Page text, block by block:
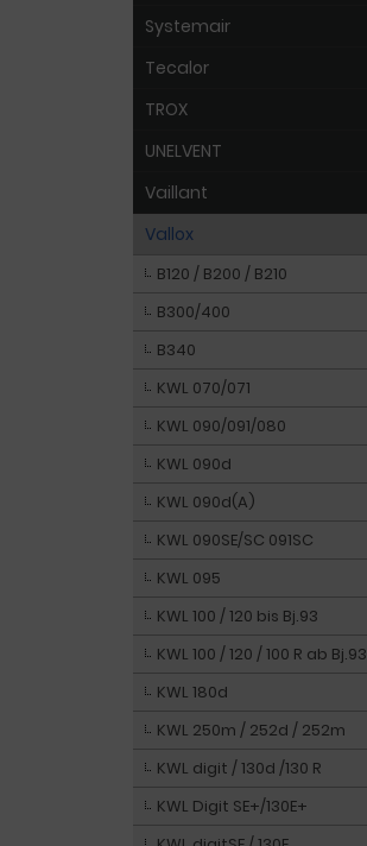
Systemair
Tecalor
TROX
UNELVENT
Vaillant
Vallox
B120 / B200 / B210
B300/400
B340
KWL 070/071
KWL 090/091/080
KWL 090d
KWL 090d(A)
KWL 090SE/SC 091SC
KWL 095
KWL 100 / 120 bis Bj.93
KWL 100 / 120 / 100 R ab Bj.93
KWL 180d
KWL 250m / 252d / 252m
KWL digit / 130d /130 R
KWL Digit SE+/130E+